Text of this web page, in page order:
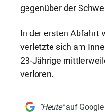
gegenüber der
In der ersten Abfahrt
verletzte sich am
28-Jährige
verloren.
"Heute"auf Google